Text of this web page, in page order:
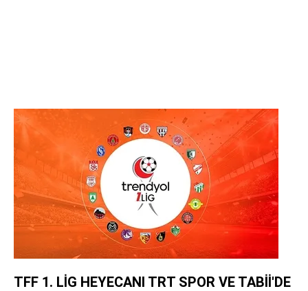
TFF 1. LİG HEYECANI TRT SPOR VE TABİİ'DE